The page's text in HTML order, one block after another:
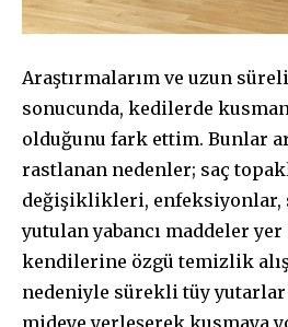
Araştırmalarım ve uzun
sonucunda, kedilerde
olduğunu fark ettim. Bunlar
rastlanan nedenler; saç
değişiklikleri, enfeksiyonlar,
yutulan yabancı maddeler yer
kendilerine özgü temizlik
nedeniyle sürekli tüy yutarlar
mideye yerleşerek kusmaya